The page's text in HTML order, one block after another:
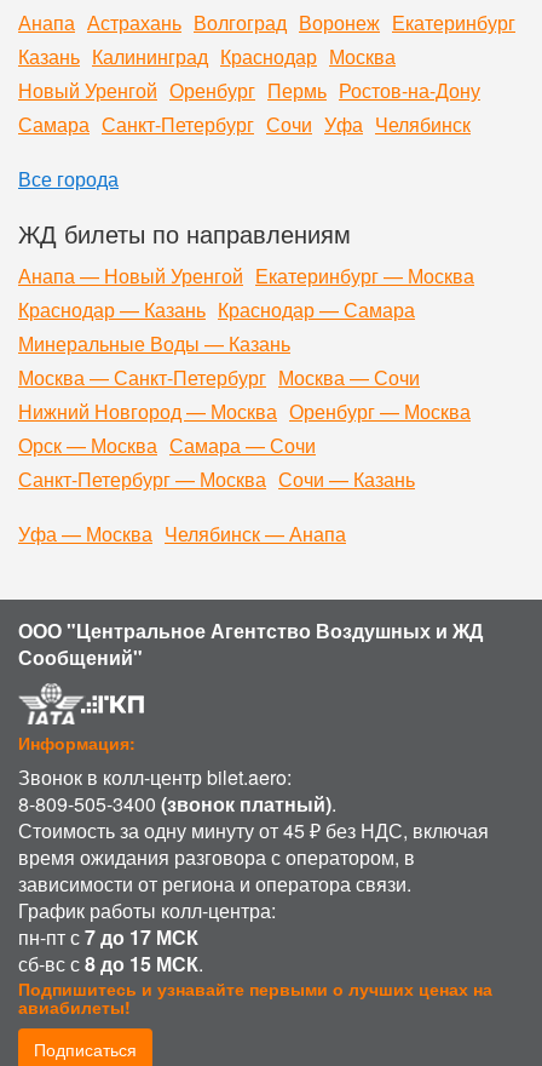
Анапа Астрахань Волгоград Воронеж Екатеринбург
Казань Калининград Краснодар Москва
Новый Уренгой Оренбург Пермь Ростов-на-Дону
Самара Санкт-Петербург Сочи Уфа Челябинск
Все города
ЖД билеты по направлениям
Анапа — Новый Уренгой Екатеринбург — Москва
Краснодар — Казань Краснодар — Самара
Минеральные Воды — Казань
Москва — Санкт-Петербург Москва — Сочи
Нижний Новгород — Москва Оренбург — Москва
Орск — Москва Самара — Сочи
Санкт-Петербург — Москва Сочи — Казань
Уфа — Москва Челябинск — Анапа
ООО "Центральное Агентство Воздушных и ЖД
Сообщений"
Информация:
Звонок в колл-центр bilet.aero:
8-809-505-3400 (звонок платный).
Стоимость за одну минуту от 45 ₽ без НДС, включая
время ожидания разговора с оператором, в
зависимости от региона и оператора связи.
График работы колл-центра:
пн-пт с7 до 17 МСК
сб-вс с8 до 15 МСК.
Подпишитесь и узнавайте первыми о лучших ценах на
авиабилеты!
Подписаться